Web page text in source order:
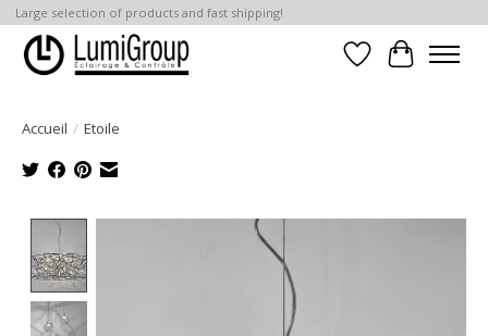
Large selection of products and fast shipping!
Liste dePanier
Accueil / Etoile
Product image slideshow Items